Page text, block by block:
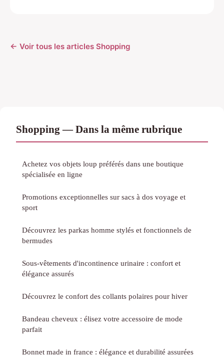
← Voir tous les articles Shopping
Shopping — Dans la même rubrique
Achetez vos objets loup préférés dans une boutique
spécialisée en ligne
Promotions exceptionnelles sur sacs à dos voyage et
sport
Découvrez les parkas homme stylés et fonctionnels de
bermudes
Sous-vêtements d'incontinence urinaire : confort et
élégance assurés
Découvrez le confort des collants polaires pour hiver
Bandeau cheveux : élisez votre accessoire de mode
parfait
Bonnet made in france : élégance et durabilité assurées